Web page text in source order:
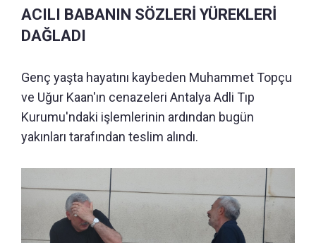
ACILI BABANIN SÖZLERİ YÜREKLERİ
DAĞLADI
Genç yaşta hayatını kaybeden Muhammet Topçu
ve Uğur Kaan'ın cenazeleri Antalya Adli Tıp
Kurumu'ndaki işlemlerinin ardından bugün
yakınları tarafından teslim alındı.